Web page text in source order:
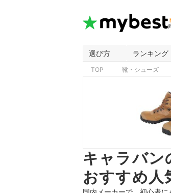
選び方 ランキング
TOP 靴・シューズ
キャラバン
おすすめ人